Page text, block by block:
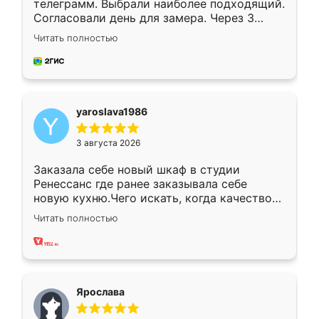
телеграмм. Выбрали наиболее подходящий.
Согласовали день для замера. Через 3
недели кухня была уже готова. Остались
довольны работой. Спасибо Ренессанс
мебель за качественную работу!
Читать полностью
yaroslava1986
3 августа 2026
Заказала себе новый шкаф в студии
Ренессанс где ранее заказывала себе
новую кухню.Чего искать, когда качеством
вполне довольна. Служит кухня уже почти
два года, нареканий нет.
Читать полностью
Ярослава